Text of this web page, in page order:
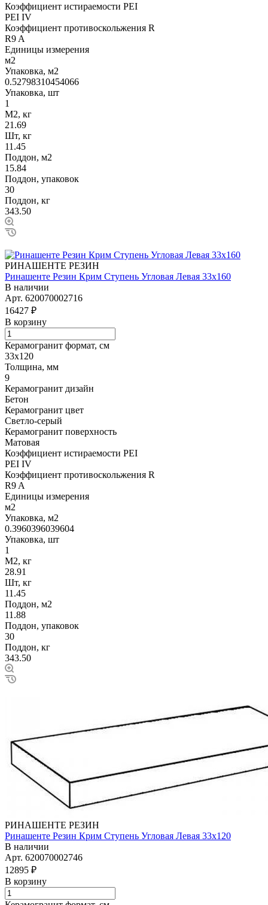
Коэффициент истираемости PEI
PEI IV
Коэффициент противоскольжения R
R9 A
Единицы измерения
м2
Упаковка, м2
0.52798310454066
Упаковка, шт
1
М2, кг
21.69
Шт, кг
11.45
Поддон, м2
15.84
Поддон, упаковок
30
Поддон, кг
343.50
РИНАШЕНТЕ РЕЗИН
Ринашенте Резин Крим Ступень Угловая Левая 33х160
В наличии
Арт. 620070002716
16427 ₽
В корзину
Керамогранит формат, см
33х120
Толщина, мм
9
Керамогранит дизайн
Бетон
Керамогранит цвет
Светло-серый
Керамогранит поверхность
Матовая
Коэффициент истираемости PEI
PEI IV
Коэффициент противоскольжения R
R9 A
Единицы измерения
м2
Упаковка, м2
0.3960396039604
Упаковка, шт
1
М2, кг
28.91
Шт, кг
11.45
Поддон, м2
11.88
Поддон, упаковок
30
Поддон, кг
343.50
РИНАШЕНТЕ РЕЗИН
Ринашенте Резин Крим Ступень Угловая Левая 33х120
В наличии
Арт. 620070002746
12895 ₽
В корзину